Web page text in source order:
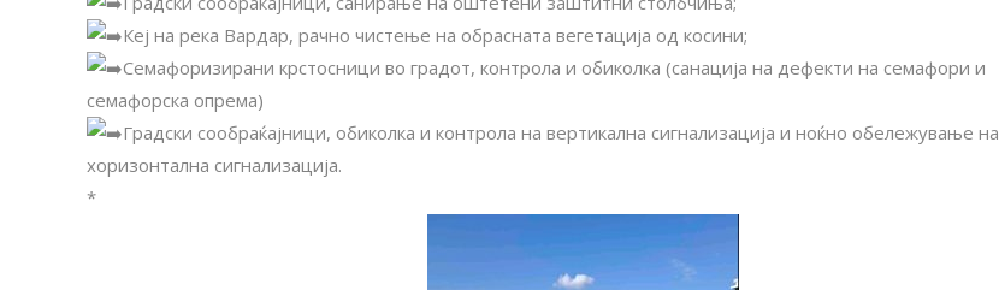
Кеј на река Вардар, рачно чистење на обрасната вегетација од косини;
Семафоризирани крстосници во градот, контрола и обиколка (санација на дефекти на семафори и
семафорска опрема)
Градски сообраќајници, обиколка и контрола на вертикална сигнализација и ноќно обележување на
хоризонтална сигнализација.
*